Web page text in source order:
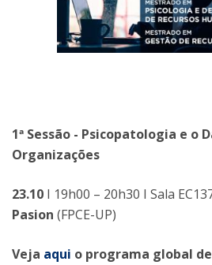
1ª Sessão - Psicopatologia e o
Organizações
23.10 I 19h00 – 20h30 I Sala
Pasion (FPCE-UP)
Veja aqui o programa global